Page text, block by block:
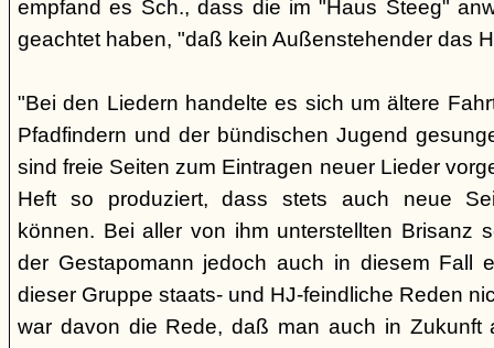
empfand es Sch., dass die im "Haus Steeg"
geachtet haben, "daß kein Außenstehender das
"Bei den Liedern handelte es sich um ältere
Pfadfindern und der bündischen Jugend
sind freie Seiten zum Eintragen neuer Lieder
Heft so produziert, dass stets auch neue
können. Bei aller von ihm unterstellten Brisanz
der Gestapomann jedoch auch in diesem Fall
dieser Gruppe staats- und HJ-feindliche Reden
war davon die Rede, daß man auch in Zukunft